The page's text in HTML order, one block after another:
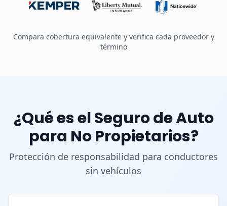
Compara cobertura equivalente y verifica cada proveedor y
término
¿Qué es el Seguro de Auto
para No Propietarios?
Protección de responsabilidad para conductores
sin vehículos